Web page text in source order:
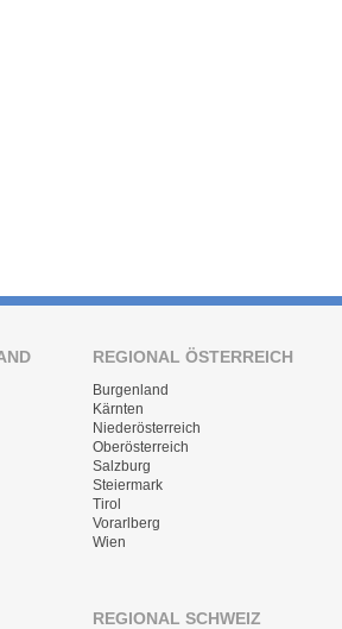
REGIONAL ÖSTERREICH
Burgenland
Kärnten
Niederösterreich
Oberösterreich
Salzburg
Steiermark
Tirol
Vorarlberg
Wien
REGIONAL SCHWEIZ